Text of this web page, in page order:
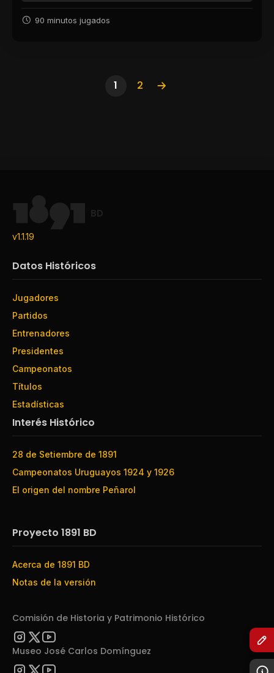
90 minutos jugados
1 2
BD
v1.1.19
Datos Históricos
Jugadores
Partidos
Entrenadores
Presidentes
Campeonatos
Títulos
Estadísticas
Interés Histórico
28 de Setiembre de 1891
Campeonatos Uruguayos 1924 y 1926
El origen del nombre Peñarol
Proyecto 1891 BD
Acerca de 1891 BD
Notas de la versión
Comisión de Historia y Patrimonio Histórico
Museo José Carlos Domínguez